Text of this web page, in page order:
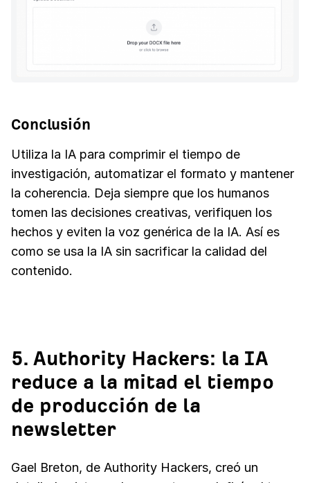
Conclusión
Utiliza la IA para comprimir el tiempo de
investigación, automatizar el formato y mantener
la coherencia. Deja siempre que los humanos
tomen las decisiones creativas, verifiquen los
hechos y eviten la voz genérica de la IA. Así es
como se usa la IA sin sacrificar la calidad del
contenido.
5. Authority Hackers: la IA
reduce a la mitad el tiempo
de producción de la
newsletter
Gael Breton, de Authority Hackers, creó un